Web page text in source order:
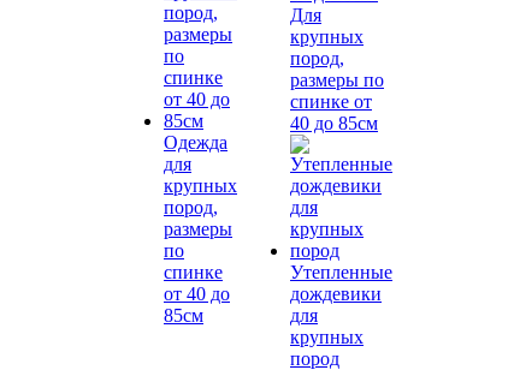
Одежда
для
крупных
пород,
размеры
по
спинке
от 40 до
85см
Для
крупных
пород,
размеры по
спинке от
40 до 85см
Утепленные
дождевики
для
крупных
пород